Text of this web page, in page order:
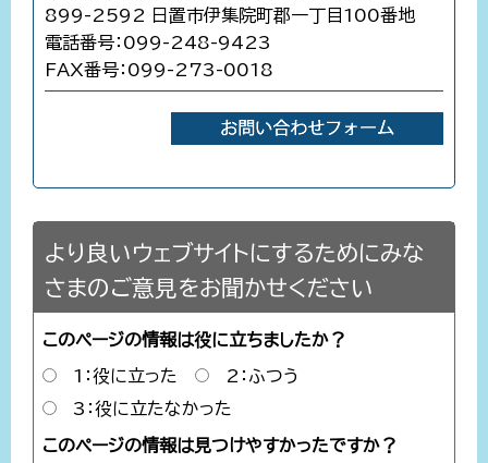
899-2592 日置市伊集院町郡一丁目100番地
電話番号：099-248-9423
FAX番号：099-273-0018
より良いウェブサイトにするためにみな
さまのご意見をお聞かせください
このページの情報は役に立ちましたか？
1：役に立った
2：ふつう
3：役に立たなかった
このページの情報は見つけやすかったですか？